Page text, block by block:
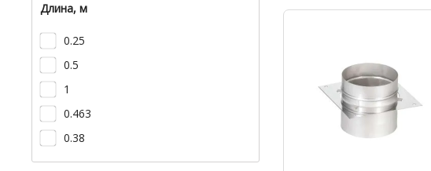
Длина, м
0.25
0.5
1
0.463
0.38